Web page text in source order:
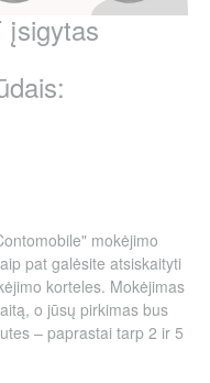
įsigytas
mokėjimo
pat galėsite atsiskaityti
korteles. Mokėjimas
o jūsų pirkimas bus
– paprastai tarp 2 ir 5